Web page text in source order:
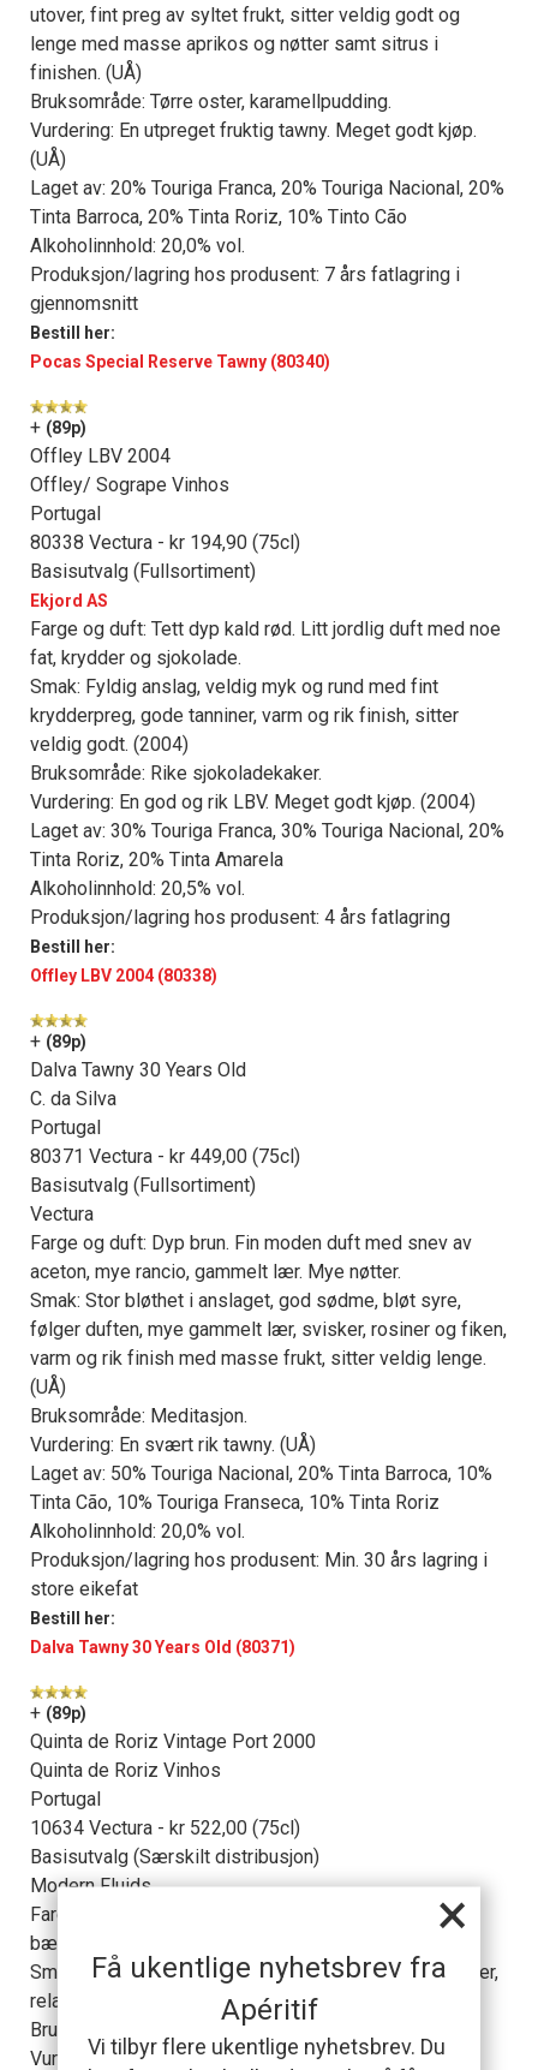
×
Få ukentlige nyhetsbrev fra
Apéritif
Vi tilbyr flere ukentlige nyhetsbrev. Du
utover, fint preg av syltet frukt, sitter veldig godt og
lenge med masse aprikos og nøtter samt sitrus i
finishen. (UÅ)
Bruksområde: Tørre oster, karamellpudding.
Vurdering: En utpreget fruktig tawny. Meget godt kjøp.
(UÅ)
Laget av: 20% Touriga Franca, 20% Touriga Nacional, 20%
Tinta Barroca, 20% Tinta Roriz, 10% Tinto Cão
Alkoholinnhold: 20,0% vol.
Produksjon/lagring hos produsent: 7 års fatlagring i
gjennomsnitt
Bestill her:
Pocas Special Reserve Tawny (80340)
+ (89p)
Offley LBV 2004
Offley/ Sogrape Vinhos
Portugal
80338 Vectura - kr 194,90 (75cl)
Basisutvalg (Fullsortiment)
Ekjord AS
Farge og duft: Tett dyp kald rød. Litt jordlig duft med noe
fat, krydder og sjokolade.
Smak: Fyldig anslag, veldig myk og rund med fint
krydderpreg, gode tanniner, varm og rik finish, sitter
veldig godt. (2004)
Bruksområde: Rike sjokoladekaker.
Vurdering: En god og rik LBV. Meget godt kjøp. (2004)
Laget av: 30% Touriga Franca, 30% Touriga Nacional, 20%
Tinta Roriz, 20% Tinta Amarela
Alkoholinnhold: 20,5% vol.
Produksjon/lagring hos produsent: 4 års fatlagring
Bestill her:
Offley LBV 2004 (80338)
+ (89p)
Dalva Tawny 30 Years Old
C. da Silva
Portugal
80371 Vectura - kr 449,00 (75cl)
Basisutvalg (Fullsortiment)
Vectura
Farge og duft: Dyp brun. Fin moden duft med snev av
aceton, mye rancio, gammelt lær. Mye nøtter.
Smak: Stor bløthet i anslaget, god sødme, bløt syre,
følger duften, mye gammelt lær, svisker, rosiner og fiken,
varm og rik finish med masse frukt, sitter veldig lenge.
(UÅ)
Bruksområde: Meditasjon.
Vurdering: En svært rik tawny. (UÅ)
Laget av: 50% Touriga Nacional, 20% Tinta Barroca, 10%
Tinta Cão, 10% Touriga Franseca, 10% Tinta Roriz
Alkoholinnhold: 20,0% vol.
Produksjon/lagring hos produsent: Min. 30 års lagring i
store eikefat
Bestill her:
Dalva Tawny 30 Years Old (80371)
+ (89p)
Quinta de Roriz Vintage Port 2000
Quinta de Roriz Vinhos
Portugal
10634 Vectura - kr 522,00 (75cl)
Basisutvalg (Særskilt distribusjon)
Modern Fluids
Farge og duft: Tett kald rød. Ung duft av mørke modne
bær, kaffe, sjokolade.
Smak: Fyldig anslag, ganske myk, men likevel fine syrer,
relativt myke tanniner, varm og rik finish. (2000)
Bruksområde: Sjokolade.
Vurdering: Faktisk en ganske drikkeklar vintage, som